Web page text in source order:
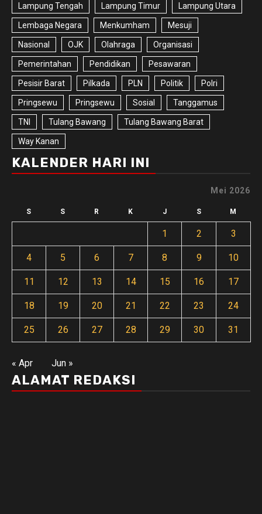
Lampung Tengah Lampung Timur Lampung Utara
Lembaga Negara Menkumham Mesuji
Nasional OJK Olahraga Organisasi
Pemerintahan Pendidikan Pesawaran
Pesisir Barat Pilkada PLN Politik Polri
Pringsewu Pringsewu Sosial Tanggamus
TNI Tulang Bawang Tulang Bawang Barat
Way Kanan
KALENDER HARI INI
Mei 2026
S S R K J S M
1 2 3
4 5 6 7 8 9 10
11 12 13 14 15 16 17
18 19 20 21 22 23 24
25 26 27 28 29 30 31
« Apr Jun »
ALAMAT REDAKSI